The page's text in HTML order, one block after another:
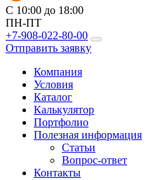
C 10:00 до 18:00
ПН-ПТ
+7-908-022-80-00
Отправить заявку
Компания
Условия
Каталог
Калькулятор
Портфолио
Полезная информация
Статьи
Вопрос-ответ
Контакты